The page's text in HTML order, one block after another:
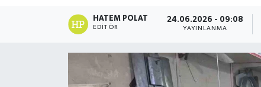
HATEM POLAT
EDITÖR
24.06.2026 - 09:08
YAYINLANMA